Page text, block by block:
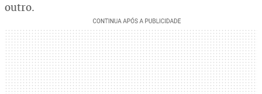
outro.